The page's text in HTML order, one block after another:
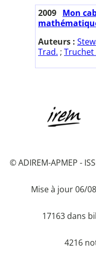
2009 Mon
Auteurs :
Trad. ; Truchet
© ADIREM-APMEP -
Mise à jour 06/
17163 dans
4216